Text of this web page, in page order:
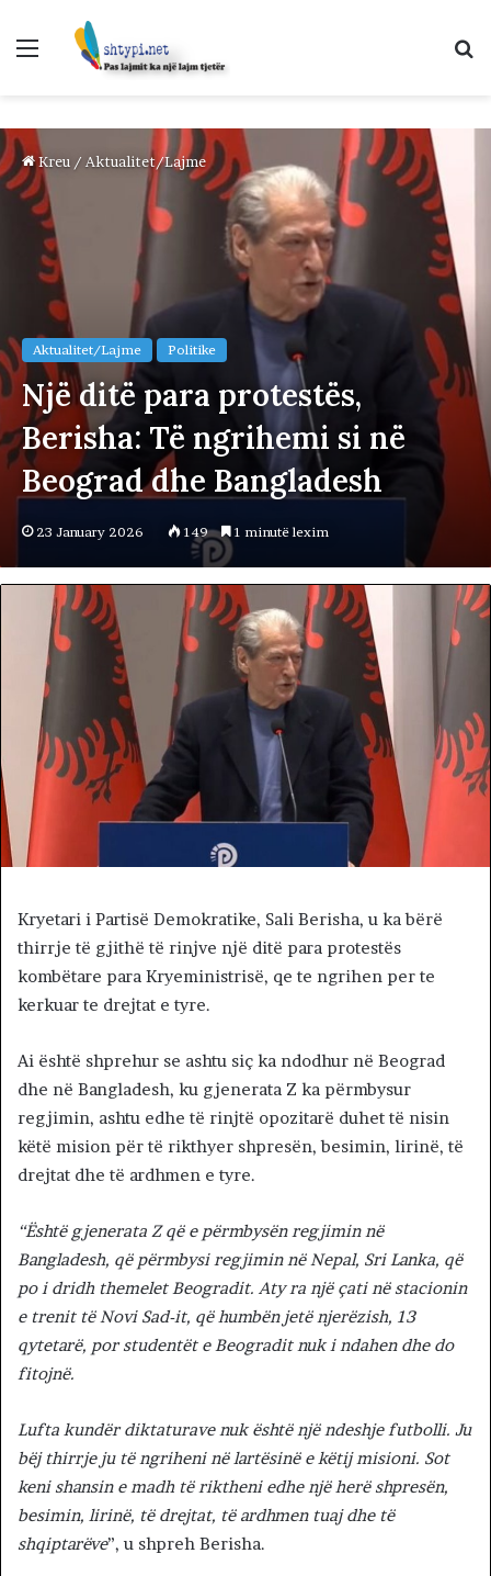
Menu
Kreu / Aktualitet/Lajme
Aktualitet/Lajme Politike
Një ditë para protestës,
Berisha: Të ngrihemi si në
Beograd dhe Bangladesh
23 January 2026 149 1 minutë lexim
Kryetari i Partisë Demokratike, Sali Berisha, u ka bërë
thirrje të gjithë të rinjve një ditë para protestës
kombëtare para Kryeministrisë, qe te ngrihen per te
kerkuar te drejtat e tyre.
Ai është shprehur se ashtu siç ka ndodhur në Beograd
dhe në Bangladesh, ku gjenerata Z ka përmbysur
regjimin, ashtu edhe të rinjtë opozitarë duhet të nisin
këtë mision për të rikthyer shpresën, besimin, lirinë, të
drejtat dhe të ardhmen e tyre.
“Është gjenerata Z që e përmbysën regjimin në
Bangladesh, që përmbysi regjimin në Nepal, Sri Lanka, që
po i dridh themelet Beogradit. Aty ra një çati në stacionin
e trenit të Novi Sad-it, që humbën jetë njerëzish, 13
qytetarë, por studentët e Beogradit nuk i ndahen dhe do
fitojnë.
Lufta kundër diktaturave nuk është një ndeshje futbolli. Ju
bëj thirrje ju të ngriheni në lartësinë e këtij misioni. Sot
keni shansin e madh të riktheni edhe një herë shpresën,
besimin, lirinë, të drejtat, të ardhmen tuaj dhe të
shqiptarëve”, u shpreh Berisha.